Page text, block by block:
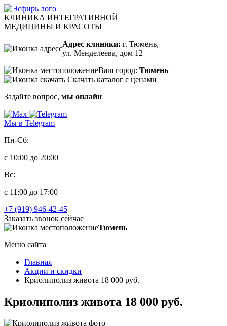
КЛИНИКА ИНТЕГРАТИВНОЙ
МЕДИЦИНЫ И КРАСОТЫ
Адрес клиники: г. Тюмень,
ул. Менделеева, дом 12
Ваш город: Тюмень
Скачать каталог с ценами
Задайте вопрос, мы онлайн
Мы в Telegram
Пн-Сб:
с 10:00 до 20:00
Вс:
с 11:00 до 17:00
+7 (919) 946-42-45
Заказать звонок сейчас
Тюмень
Меню сайта
Главная
Акции и скидки
Криолиполиз живота 18 000 руб.
Криолиполиз живота 18 000 руб.